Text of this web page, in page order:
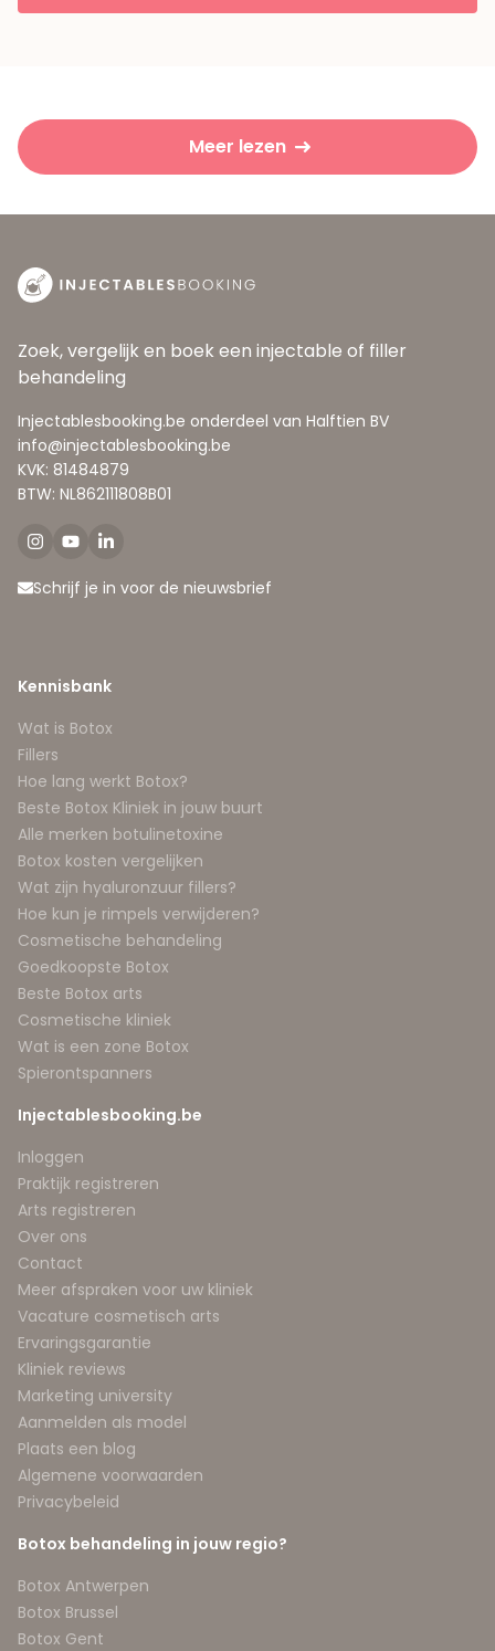
Meer lezen
Zoek, vergelijk en boek een injectable of filler
behandeling
Injectablesbooking.be onderdeel van Halftien BV
info@injectablesbooking.be
KVK: 81484879
BTW: NL862111808B01
Schrijf je in voor de nieuwsbrief
Kennisbank
Wat is Botox
Fillers
Hoe lang werkt Botox?
Beste Botox Kliniek in jouw buurt
Alle merken botulinetoxine
Botox kosten vergelijken
Wat zijn hyaluronzuur fillers?
Hoe kun je rimpels verwijderen?
Cosmetische behandeling
Goedkoopste Botox
Beste Botox arts
Cosmetische kliniek
Wat is een zone Botox
Spierontspanners
Injectablesbooking.be
Inloggen
Praktijk registreren
Arts registreren
Over ons
Contact
Meer afspraken voor uw kliniek
Vacature cosmetisch arts
Ervaringsgarantie
Kliniek reviews
Marketing university
Aanmelden als model
Plaats een blog
Algemene voorwaarden
Privacybeleid
Botox behandeling in jouw regio?
Botox Antwerpen
Botox Brussel
Botox Gent